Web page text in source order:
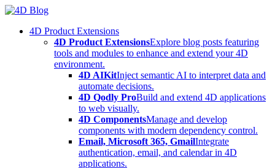
Skip
content4D Product Extensions
4D Product ExtensionsExplore blog posts featuring
tools and modules to enhance and extend your 4D
environment.
4D AIKitInject semantic AI to interpret data and
automate decisions.
4D Qodly ProBuild and extend 4D applications
to web visually.
4D ComponentsManage and develop
components with modern dependency control.
Email, Microsoft 365, GmailIntegrate
authentication, email, and calendar in 4D
applications.